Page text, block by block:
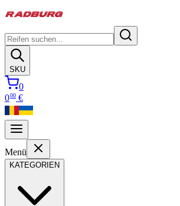
SKU
0
000 €
Menü
KATEGORIEN